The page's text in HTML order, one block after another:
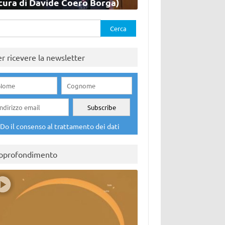
ricevere la newsletter
Do il consenso al trattamento dei dati